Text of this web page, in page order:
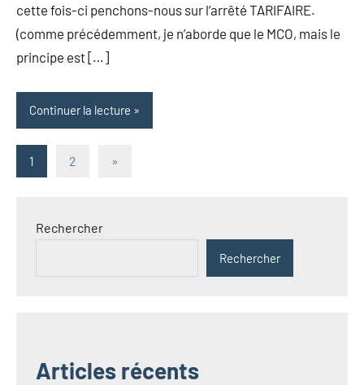
cette fois-ci penchons-nous sur l’arrêté TARIFAIRE.
(comme précédemment, je n’aborde que le MCO, mais le
principe est […]
Continuer la lecture
Pagination
publications
1 2
Articles
»
Rechercher
Rechercher
Articles récents